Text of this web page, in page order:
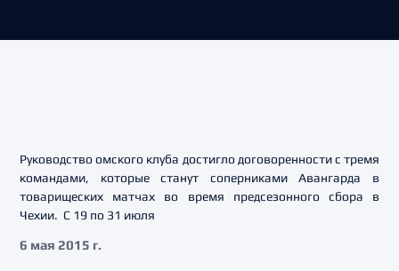
Руководство омского клуба достигло договоренности с тремя
командами, которые станут соперниками Авангарда в
товарищеских матчах во время предсезонного сбора в
Чехии. С 19 по 31 июля
6 мая 2015 г.